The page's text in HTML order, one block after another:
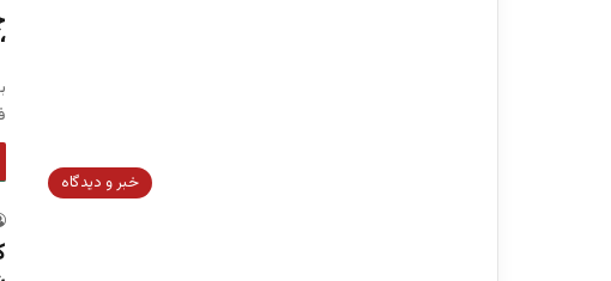
خبر و دیدگاه